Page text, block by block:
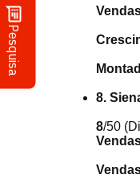
Pesquisa
8.
8/50